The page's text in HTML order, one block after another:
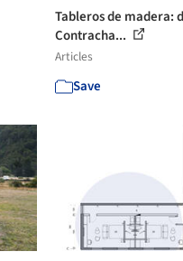
Tableros de madera:
Contracha...
Articles
Save